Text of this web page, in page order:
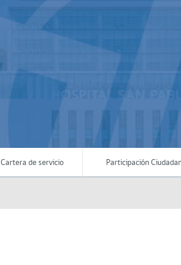
Cartera de servicio Participación